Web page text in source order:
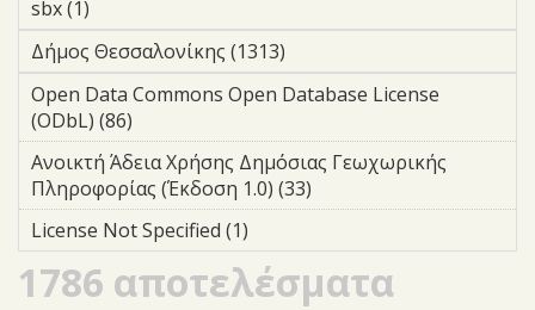
sbx (1)
Δήμος Θεσσαλονίκης (1313)
Θεσσαλονίκης filter
Open Data Commons Open Database License
(ODbL) (86)
Database License (ODbL) filter
Ανοικτή Άδεια Χρήσης Δημόσιας Γεωχωρικής
Πληροφορίας (Έκδοση 1.0) (33)
Χρήσης Δημόσιας
(Έκδοση 1.0) filter
License Not Specified (1)
filter
1786 αποτελέσματα